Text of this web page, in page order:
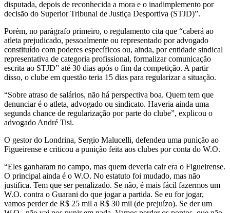
disputada, depois de reconhecida a mora e o inadimplemento por
decisão do Superior Tribunal de Justiça Desportiva (STJD)”.
Porém, no parágrafo primeiro, o regulamento cita que “caberá ao
atleta prejudicado, pessoalmente ou representado por advogado
constituído com poderes específicos ou, ainda, por entidade sindical
representativa de categoria profissional, formalizar comunicação
escrita ao STJD” até 30 dias após o fim da competição. A partir
disso, o clube em questão teria 15 dias para regularizar a situação.
“Sobre atraso de salários, não há perspectiva boa. Quem tem que
denunciar é o atleta, advogado ou sindicato. Haveria ainda uma
segunda chance de regularização por parte do clube”, explicou o
advogado André Tisi.
O gestor do Londrina, Sergio Malucelli, defendeu uma punição ao
Figueirense e criticou a punição feita aos clubes por conta do W.O.
“Eles ganharam no campo, mas quem deveria cair era o Figueirense.
O principal ainda é o W.O. No estatuto foi mudado, mas não
justifica. Tem que ser penalizado. Se não, é mais fácil fazermos um
W.O. contra o Guarani do que jogar a partida. Se eu for jogar,
vamos perder de R$ 25 mil a R$ 30 mil (de prejuízo). Se der um